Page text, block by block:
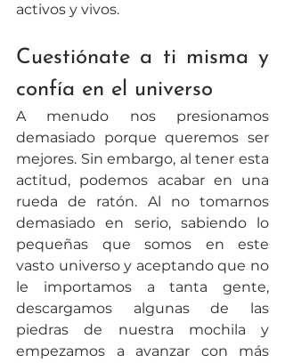
activos y vivos.
Cuestiónate a ti misma y
confía en el universo
A menudo nos presionamos
demasiado porque queremos ser
mejores. Sin embargo, al tener esta
actitud, podemos acabar en una
rueda de ratón. Al no tomarnos
demasiado en serio, sabiendo lo
pequeñas que somos en este
vasto universo y aceptando que no
le importamos a tanta gente,
descargamos algunas de las
piedras de nuestra mochila y
empezamos a avanzar con más